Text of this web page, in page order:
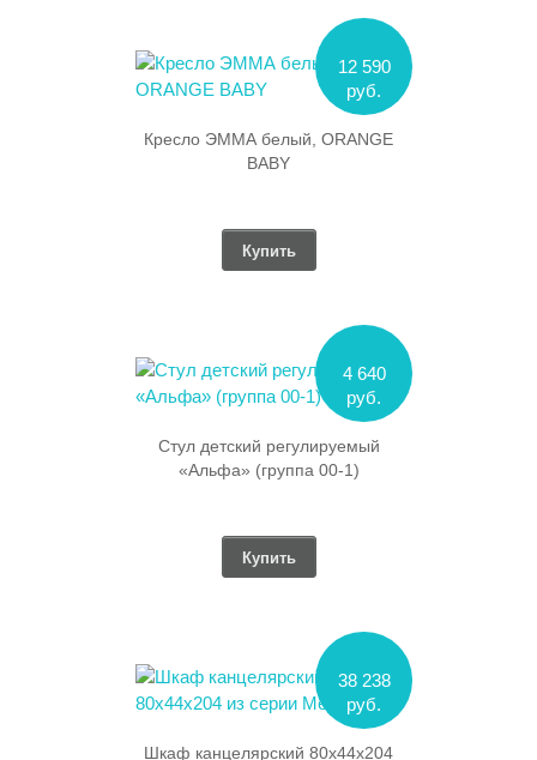
12 590
руб.
Кресло ЭММА белый, ORANGE
BABY
Купить
4 640
руб.
Стул детский регулируемый
«Альфа» (группа 00-1)
Купить
38 238
руб.
Шкаф канцелярский 80х44х204